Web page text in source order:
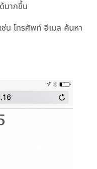
มากขึ้น
ช่น โทรศัพท์ อีเมล ค้นหา